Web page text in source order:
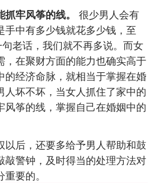
牢风筝的线。 很少男人会有
中有多少钱就花多少钱，至
老话，我们就不再多说。而女
，在聚财方面的能力也确实高于
的经济命脉，就相当于掌握在婚
坏不坏，当女人抓住了家中的
筝的线，掌握自己在婚姻中的
以后，还要多给予男人帮助和鼓
敲警钟，及时得当的处理方法对
要的。